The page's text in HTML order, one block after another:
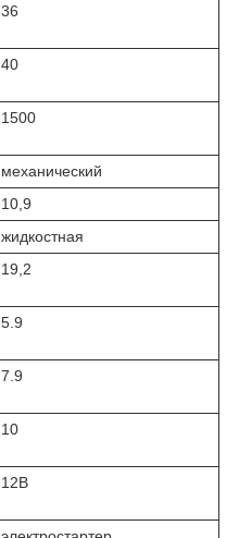
36
40
1500
механический
10,9
жидкостная
19,2
5.9
7.9
10
12В